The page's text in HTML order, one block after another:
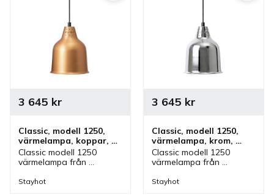
Classic, modell 1250,
värmelampa, koppar,
fastmontering
Classic modell 1250
värmelampa från
fastmontering.
3 645 kr
Stayhot
Classic, modell 1250,
värmelampa, krom,
fastmontering
Classic modell 1250
värmelampa från
fastmontering.
3 645 kr
Stayhot